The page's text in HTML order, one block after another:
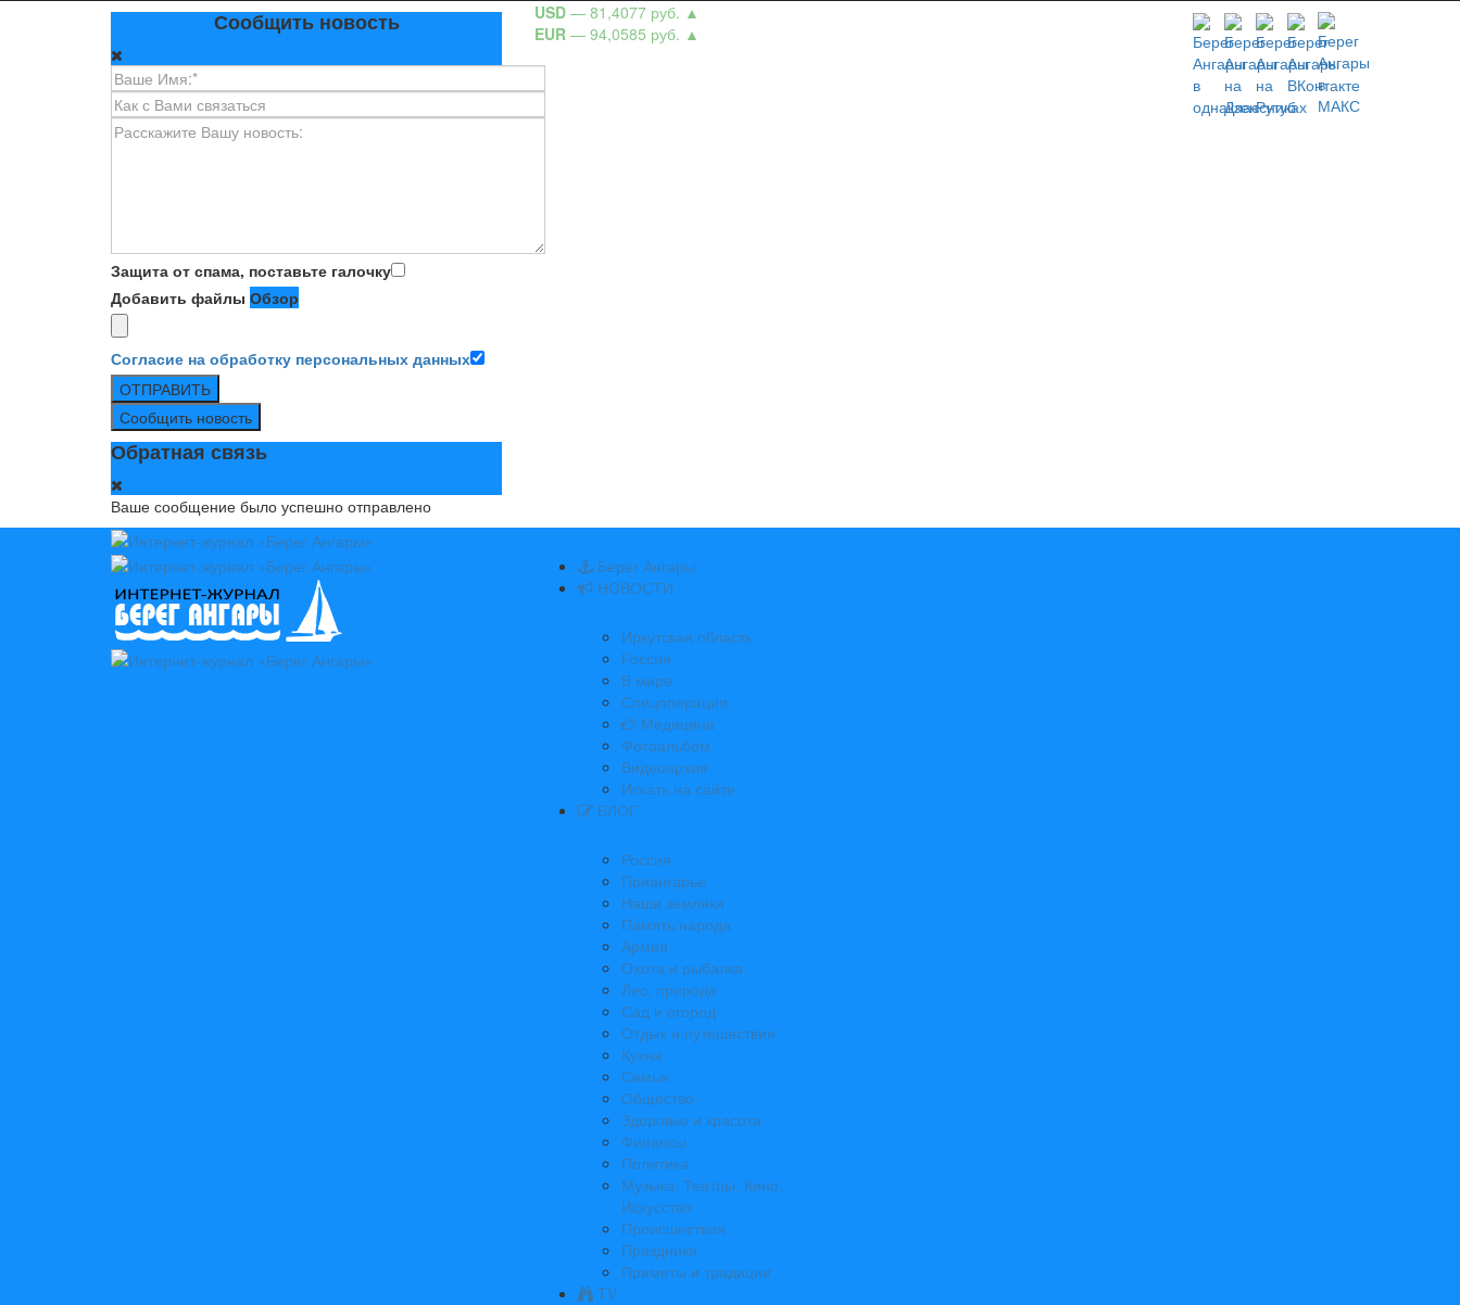
Сообщить новость
Защита от спама, поставьте галочку
Добавить файлы Обзор
Согласие на обработку персональных данных
ОТПРАВИТЬ
Сообщить новость
Обратная связь
Ваше сообщение было успешно отправлено
USD — 81,4077 руб. ▲
EUR — 94,0585 руб. ▲
Берег Ангары
НОВОСТИ
Иркутская область
Россия
В мире
Спецоперация
Медицина
Фотоальбом
Видеоархив
Искать на сайте:
БЛОГ
Россия
Приангарье
Наши земляки
Память народа
Армия
Охота и рыбалка
Лес, природа
Сад и огород
Отдых и путешествия
Кухня
Семья
Общество
Здоровье и красота
Финансы
Политика
Музыка, Театры, Кино,
Искусство
Происшествия
Праздники
Приметы и традиции
TV